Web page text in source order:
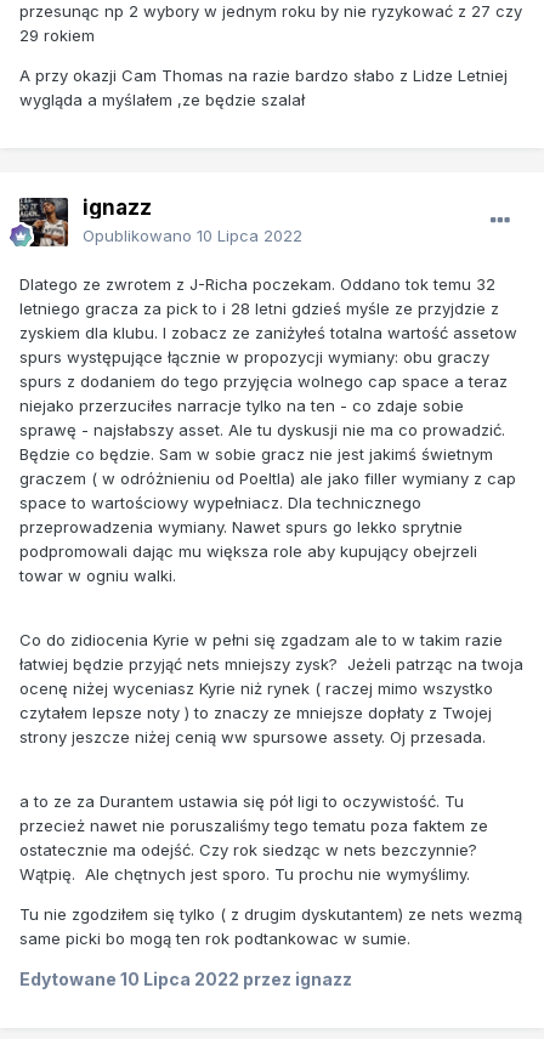
przesunąc np 2 wybory w jednym roku by nie ryzykować z 27 czy
29 rokiem
A przy okazji Cam Thomas na razie bardzo słabo z Lidze Letniej
wygląda a myślałem ,ze będzie szalał
ignazz
Opublikowano 10 Lipca 2022
Dlatego ze zwrotem z J-Richa poczekam. Oddano tok temu 32
letniego gracza za pick to i 28 letni gdzieś myśle ze przyjdzie z
zyskiem dla klubu. I zobacz ze zaniżyłeś totalna wartość assetow
spurs występujące łącznie w propozycji wymiany: obu graczy
spurs z dodaniem do tego przyjęcia wolnego cap space a teraz
niejako przerzuciłes narracje tylko na ten - co zdaje sobie
sprawę - najsłabszy asset. Ale tu dyskusji nie ma co prowadzić.
Będzie co będzie. Sam w sobie gracz nie jest jakimś świetnym
graczem ( w odróżnieniu od Poeltla) ale jako filler wymiany z cap
space to wartościowy wypełniacz. Dla technicznego
przeprowadzenia wymiany. Nawet spurs go lekko sprytnie
podpromowali dając mu większa role aby kupujący obejrzeli
towar w ogniu walki.
Co do zidiocenia Kyrie w pełni się zgadzam ale to w takim razie
łatwiej będzie przyjąć nets mniejszy zysk? Jeżeli patrząc na twoja
ocenę niżej wyceniasz Kyrie niż rynek ( raczej mimo wszystko
czytałem lepsze noty ) to znaczy ze mniejsze dopłaty z Twojej
strony jeszcze niżej cenią ww spursowe assety. Oj przesada.
a to ze za Durantem ustawia się pół ligi to oczywistość. Tu
przecież nawet nie poruszaliśmy tego tematu poza faktem ze
ostatecznie ma odejść. Czy rok siedząc w nets bezczynnie?
Wątpię. Ale chętnych jest sporo. Tu prochu nie wymyślimy.
Tu nie zgodziłem się tylko ( z drugim dyskutantem) ze nets wezmą
same picki bo mogą ten rok podtankowac w sumie.
Edytowane 10 Lipca 2022 przez ignazz